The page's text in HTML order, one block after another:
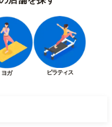
ヨガ ピラティス